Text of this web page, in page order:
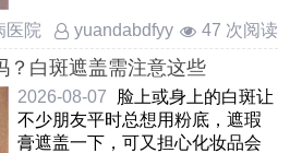
医院
yuandabdfyy 47 次阅读
？白斑遮盖需注意这些
2026-08-07
脸上或身上的白斑让
不少朋友平时总想用粉底，遮瑕
膏遮盖一下，可又担心化妆品会